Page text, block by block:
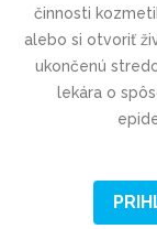
činnosti
alebo si otvoriť
ukončenú
lekára o